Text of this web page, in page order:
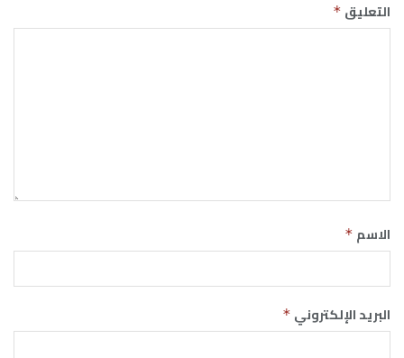
التعليق *
الاسم *
البريد الإلكتروني *